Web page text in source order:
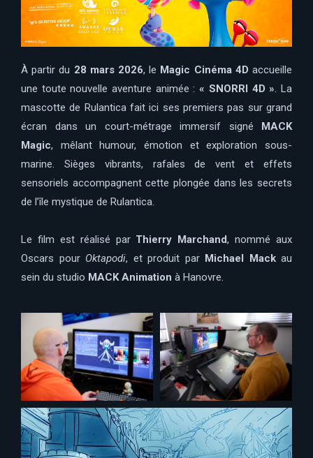
À partir du 28 mars 2026, le Magic Cinéma 4D accueille
une toute nouvelle aventure animée :« SNORRI 4D ». La
mascotte de Rulantica fait ici ses premiers pas sur grand
écran dans un court-métrage immersif signé MACK
Magic, mêlant humour, émotion et exploration sous-
marine. Sièges vibrants, rafales de vent et effets
sensoriels accompagnent cette plongée dans les secrets
de l’île mystique de Rulantica.
Le film est réalisé par Thierry Marchand, nommé aux
Oscars pour Oktapodi, et produit par Michael Mackau
sein du studio MACK Animation à Hanovre.